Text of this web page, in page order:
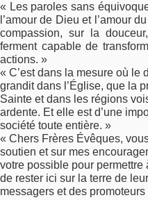
« Les paroles sans
l’amour de Dieu et l’amour
compassion, sur la
ferment capable de
actions. »
« C’est dans la mesure où le
grandit dans l’Église, que la
Sainte et dans les régions
ardente. Et elle est d’une
société toute entière. »
« Chers Frères Évêques,
soutien et sur mes
votre possible pour
de rester ici sur la terre de
messagers et des